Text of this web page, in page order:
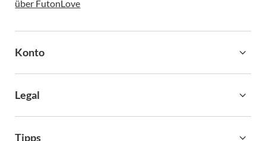
über FutonLove
Konto
Legal
Tipps